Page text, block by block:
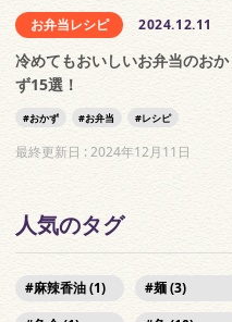
お弁当レシピ 2024.12.11
冷めてもおいしいお弁当のおか
ず15選！
おかず お弁当 レシピ
最終更新日 :2024年12月11日
人気のタグ
麻辣香油 (1) 麺 (3)